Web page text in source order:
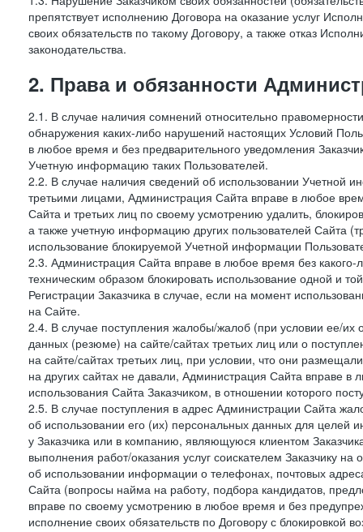
препятствует исполнению Договора на оказание услуг
своих обязательств по такому Договору, а также отказ
законодательства.
2. Права и обязанности
2.1. В случае наличия сомнений относительно
обнаружения каких-либо нарушений настоящих Условий
в любое время и без предварительного уведомления
Учетную информацию таких Пользователей.
2.2. В случае наличия сведений об использовании Учетной
третьими лицами, Администрация Сайта вправе в любое
Сайта и третьих лиц по своему усмотрению удалить,
а также учетную информацию других пользователей Сайта
использование блокируемой Учетной информации
2.3. Администрация Сайта вправе в любое время без
техническим образом блокировать использование одной и
Регистрации Заказчика в случае, если на момент
на Сайте.
2.4. В случае поступления жалобы/жалоб (при условии ее/их
данных (резюме) на сайте/сайтах третьих лиц или о
на сайте/сайтах третьих лиц, при условии, что они
на других сайтах не давали, Администрация Сайта вправе в
использования Сайта Заказчиком, в отношении которого
2.5. В случае поступления в адрес Администрации Сайта
об использовании его (их) персональных данных для целей
у Заказчика или в компанию, являющуюся клиентом
выполнения работ/оказания услуг соискателем Заказчику
об использовании информации о телефонах, почтовых
Сайта (вопросы найма на работу, подбора кандидатов,
вправе по своему усмотрению в любое время и без
исполнение своих обязательств по Договору с блокировкой